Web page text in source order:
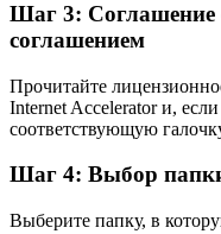
Шаг 3: Соглашение
соглашением
Прочитайте
Internet Accelerator и,
соответствующую
Шаг 4: Выбор
Выберите папку, в